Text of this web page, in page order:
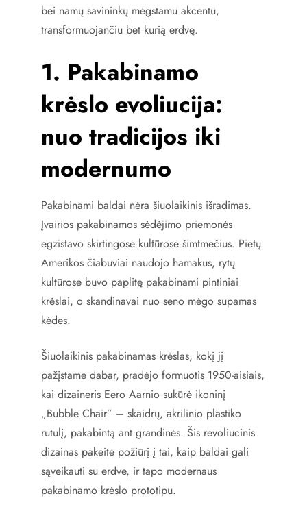
bei namų savininkų mėgstamu akcentu,
transformuojančiu bet kurią erdvę.
1. Pakabinamo
krėslo evoliucija:
nuo tradicijos iki
modernumo
Pakabinami baldai nėra šiuolaikinis išradimas.
Įvairios pakabinamos sėdėjimo priemonės
egzistavo skirtingose kultūrose šimtmečius. Pietų
Amerikos čiabuviai naudojo hamakus, rytų
kultūrose buvo paplitę pakabinami pintiniai
krėslai, o skandinavai nuo seno mėgo supamas
kėdes.
Šiuolaikinis pakabinamas krėslas, kokį jį
pažįstame dabar, pradėjo formuotis 1950-aisiais,
kai dizaineris Eero Aarnio sukūrė ikoninį
„Bubble Chair” – skaidrų, akrilinio plastiko
rutulį, pakabintą ant grandinės. Šis revoliucinis
dizainas pakeitė požiūrį į tai, kaip baldai gali
sąveikauti su erdve, ir tapo modernaus
pakabinamo krėslo prototipu.